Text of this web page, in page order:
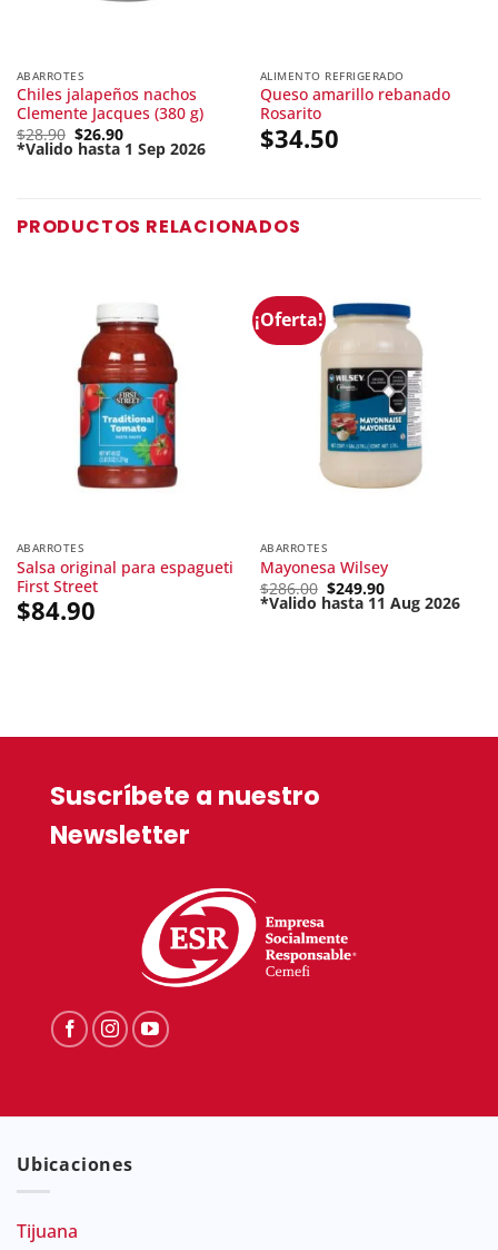
ABARROTES
Chiles jalapeños nachos
Clemente Jacques (380 g)
$28.90 Original
price
was:
$26.90
*Valido hasta 1 Sep 2026
Current
ALIMENTO REFRIGERADO
Queso amarillo rebanado
Rosarito
$34.50
PRODUCTOS RELACIONADOS
ABARROTES
Salsa original para espagueti
First Street
$84.90
¡Oferta!
ABARROTES
Mayonesa Wilsey
$286.00 Original
price
was:
$249.90
*Valido hasta 11 Aug 2026
Current
Suscríbete a nuestro
Newsletter
Ubicaciones
Tijuana